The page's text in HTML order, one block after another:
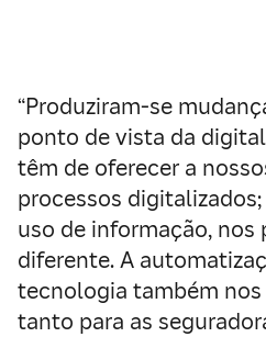
“Produziram-se
ponto de vista da
têm de oferecer a
processos
uso de informação,
diferente. A
tecnologia também
tanto para as